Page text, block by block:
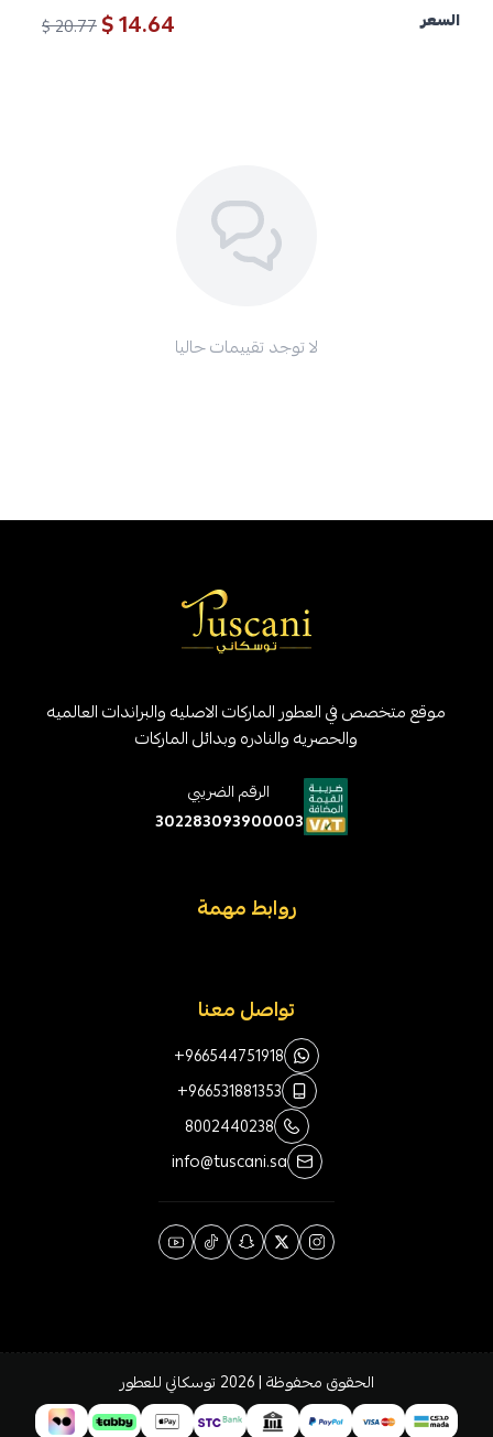
السعر 14.64 $
20.77 $
لا توجد تقييمات حاليا
موقع متخصص في العطور الماركات الاصليه والبراندات العالميه
والحصريه والنادره وبدائل الماركات
الرقم الضريبي
302283093900003
روابط مهمة
تواصل معنا
+966544751918
+966531881353
8002440238
info@tuscani.sa
الحقوق محفوظة | 2026 توسكاني للعطور